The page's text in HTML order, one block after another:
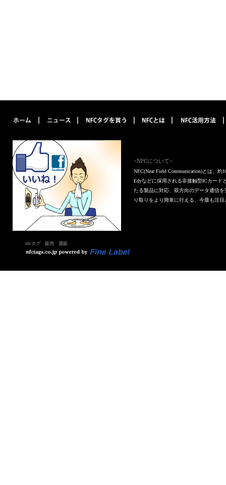
<NFCについて>
NFC(Near Field Communication)とは、
Edyなどに採用される非接触型ICカード
たる製品に対応、双方向のデータ通信
り取りをより簡単に行える、今最も注
nfcタグ 販売 通販